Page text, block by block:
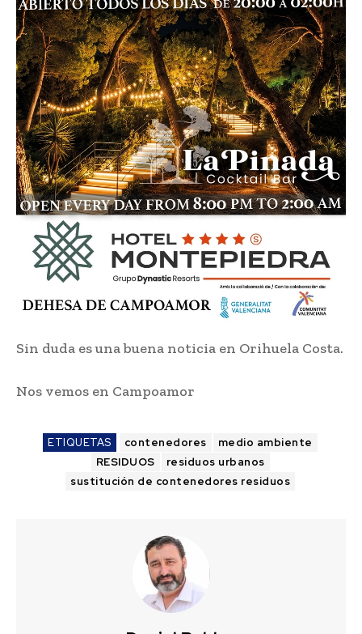
Sin duda es una buena noticia en Orihuela Costa.
Nos vemos en Campoamor
ETIQUETAS contenedores
medio ambiente
RESIDUOS
residuos urbanos
sustitución de contenedores residuos